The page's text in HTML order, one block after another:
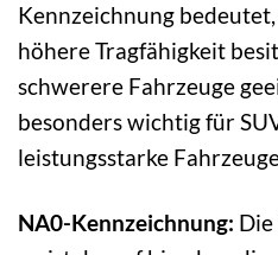
Kennzeichnung
höhere Tragfähigkeit
schwerere Fahrzeuge
besonders wichtig für
leistungsstarke
NA0-Kennzeichnung: